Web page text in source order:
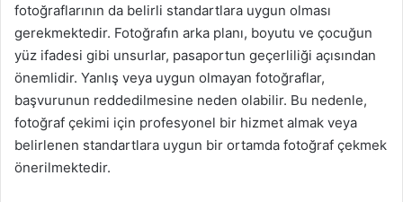
fotoğraflarının da belirli standartlara uygun olması
gerekmektedir. Fotoğrafın arka planı, boyutu ve çocuğun
yüz ifadesi gibi unsurlar, pasaportun geçerliliği açısından
önemlidir. Yanlış veya uygun olmayan fotoğraflar,
başvurunun reddedilmesine neden olabilir. Bu nedenle,
fotoğraf çekimi için profesyonel bir hizmet almak veya
belirlenen standartlara uygun bir ortamda fotoğraf çekmek
önerilmektedir.